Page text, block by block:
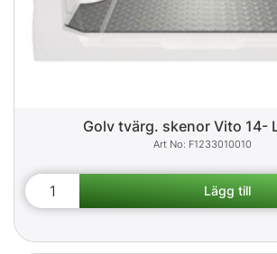
Golv tvärg. skenor Vito 14-
F1233010010